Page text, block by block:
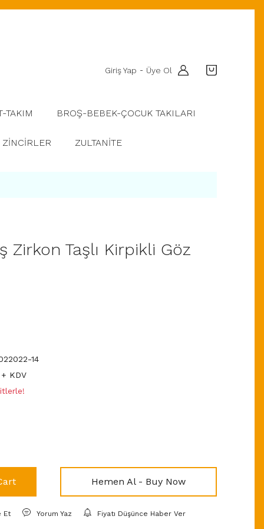
Giriş Yap - Üye Ol
TAKIM BROŞ-BEBEK-ÇOCUK TAKILARI
ZİNCİRLER ZULTANİTE
Zirkon Taşlı Kirpikli Göz
14
+ KDV
Hemen Al - Buy Now
Et Yorum Yaz Fiyatı Düşünce Haber Ver